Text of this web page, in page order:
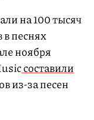
на 100 тысяч
в песнях
ноября
составили
из-за песен